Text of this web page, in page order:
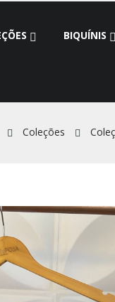
BIQUÍNIS
Coleções